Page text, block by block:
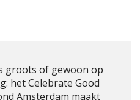
groots of gewoon op
het Celebrate Good
Amsterdam maakt